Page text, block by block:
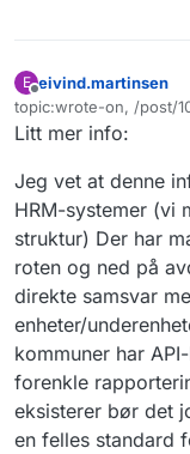
E
Frakoblet
eivind.martinsen
topic:wrote-on, /post/
Sist endret av
Litt mer info:
Jeg vet at denne
HRM-systemer (vi
struktur) Der har
roten og ned på
direkte samsvar
enheter/
kommuner har
forenkle
eksisterer bør det
en felles standard